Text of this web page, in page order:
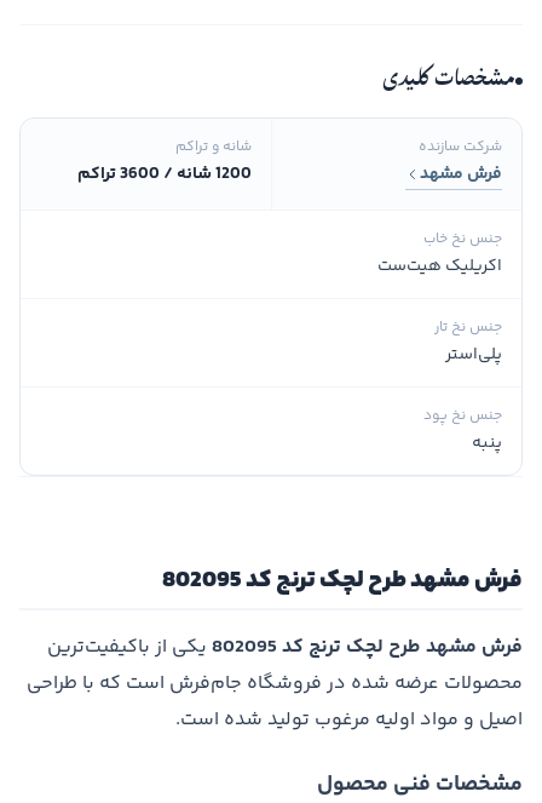
مشخصات کلیدی
شرکت سازنده
فرش مشهد
شانه و تراکم
1200 شانه / 3600 تراکم
جنس نخ خاب
اکریلیک هیت‌ست
جنس نخ تار
پلی‌استر
جنس نخ پود
پنبه
فرش مشهد طرح لچک ترنج کد 802095
فرش مشهد طرح لچک ترنج کد 802095
یکی از باکیفیت‌ترین
محصولات عرضه شده در فروشگاه جام‌فرش است که با طراحی
اصیل و مواد اولیه مرغوب تولید شده است.
مشخصات فنی محصول